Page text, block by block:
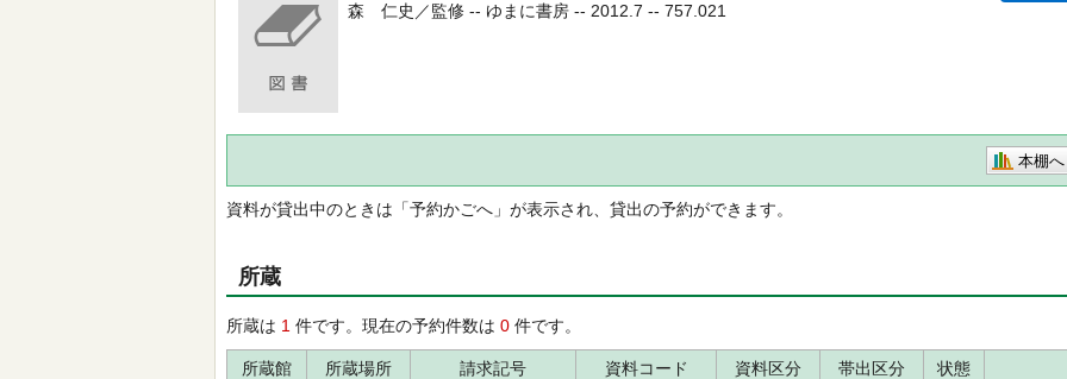
森 仁史／監修 -- ゆまに書房 -- 2012.7 -- 757.021
本棚へ
資料が貸出中のときは「予約かごへ」が表示され、貸出の予約ができます。
所蔵
所蔵は 1 件です。現在の予約件数は 0 件です。
所蔵館 所蔵場所 請求記号 資料コード 資料区分 帯出区分 状態